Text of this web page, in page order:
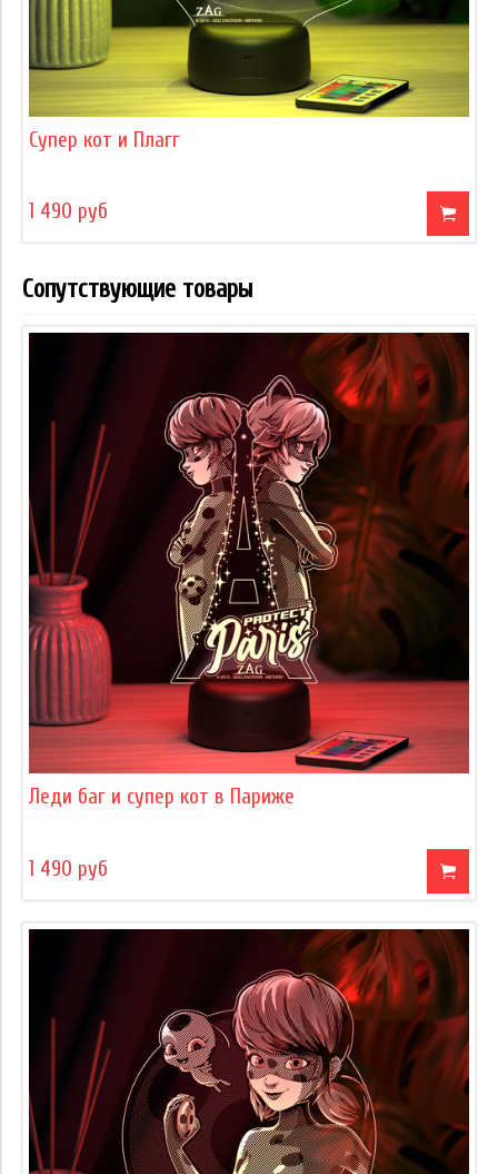
Супер кот и Плагг
1 490 руб
Сопутствующие товары
Леди баг и супер кот в Париже
1 490 руб